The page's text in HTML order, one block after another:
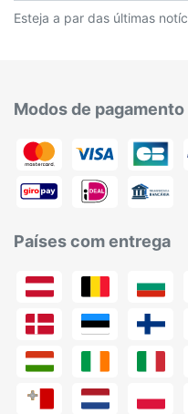
Esteja a par das últimas
Modos de pagamento
Países com entrega